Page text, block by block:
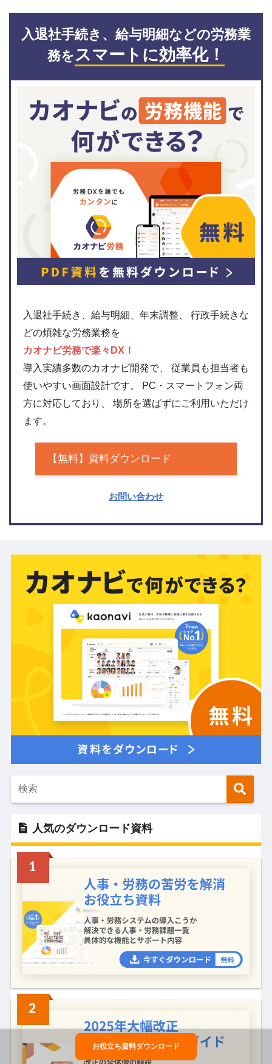
入退社手続き、給与明細などの労務業
務をスマートに効率化！
入退社手続き、給与明細、年末調整、 行政手続きな
どの煩雑な労務業務を
カオナビ労務で楽々DX！
導入実績多数のカオナビ開発で、 従業員も担当者も
使いやすい画面設計です。 PC・スマートフォン両
方に対応しており、 場所を選ばずにご利用いただけ
ます。
【無料】資料ダウンロード
お問い合わせ
人気のダウンロード資料
お役立ち資料ダウンロード